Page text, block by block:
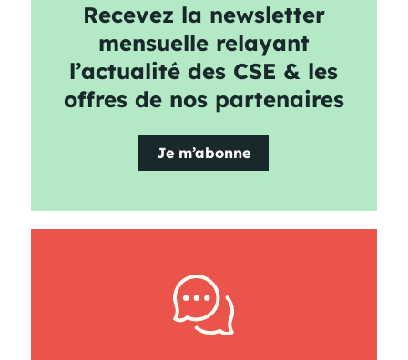
Recevez la newsletter
mensuelle relayant
l’actualité des CSE & les
offres de nos partenaires
Je m’abonne